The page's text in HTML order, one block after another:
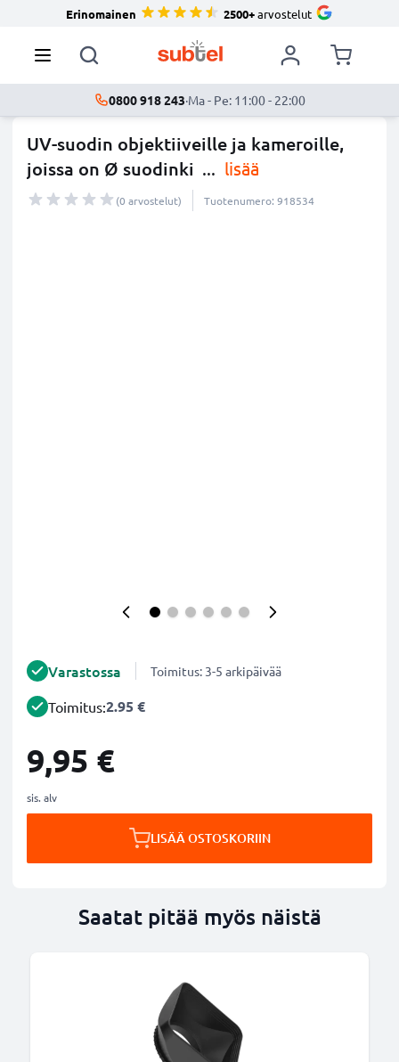
Erinomainen 2500+arvostelut
0800 918 243·Ma - Pe: 11:00 - 22:00
UV-suodin objektiiveille ja kameroille,
joissa on Ø suodinki ... lisää
(0 arvostelut) Tuotenumero: 918534
Varastossa Toimitus: 3-5 arkipäivää
Toimitus:2.95 €
9,95 €
sis. alv
LISÄÄ OSTOSKORIIN
Saatat pitää myös näistä